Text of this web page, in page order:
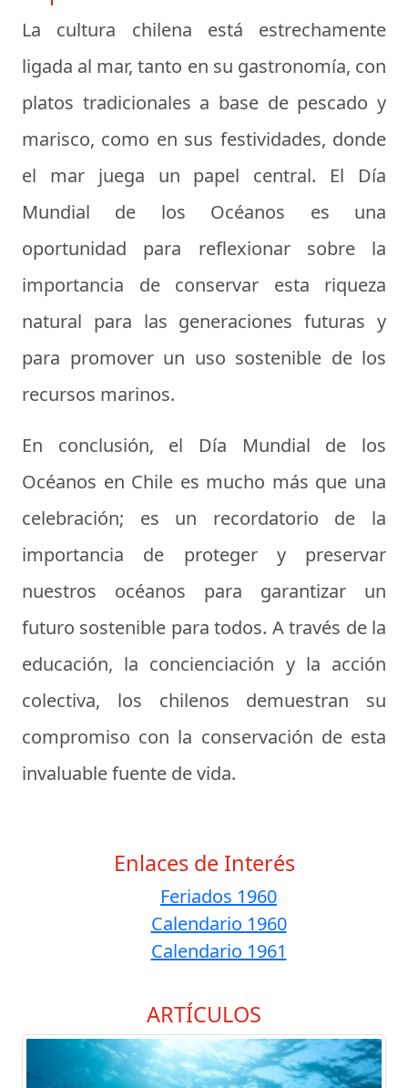
La cultura chilena está estrechamente
ligada al mar, tanto en su gastronomía, con
platos tradicionales a base de pescado y
marisco, como en sus festividades, donde
el mar juega un papel central. El Día
Mundial de los Océanos es una
oportunidad para reflexionar sobre la
importancia de conservar esta riqueza
natural para las generaciones futuras y
para promover un uso sostenible de los
recursos marinos.
En conclusión, el Día Mundial de los
Océanos en Chile es mucho más que una
celebración; es un recordatorio de la
importancia de proteger y preservar
nuestros océanos para garantizar un
futuro sostenible para todos. A través de la
educación, la concienciación y la acción
colectiva, los chilenos demuestran su
compromiso con la conservación de esta
invaluable fuente de vida.
Enlaces de Interés
Feriados 1960
Calendario 1960
Calendario 1961
ARTÍCULOS